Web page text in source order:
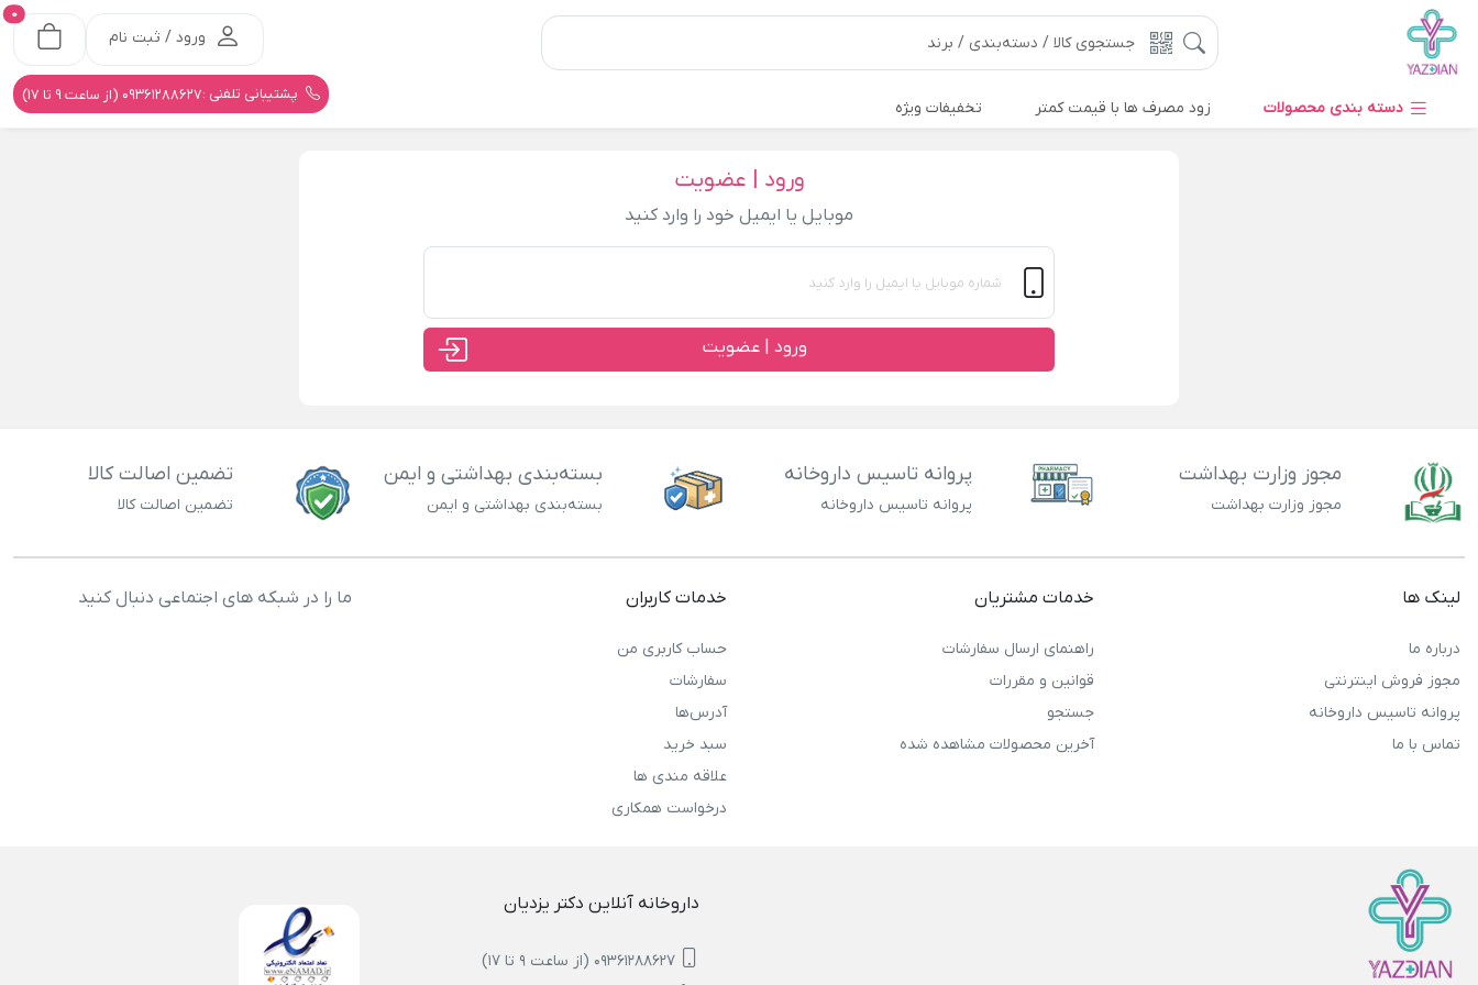
ورود / ثبت نام
0
پشتیبانی تلفنی :09361288627 (از ساعت 9 تا 17)
دسته بندی محصولات زود مصرف ها با قیمت کمتر تخفیفات ویژه
ورود | عضویت
موبایل یا ایمیل خود را وارد کنید
ورود | عضویت
مجوز وزارت بهداشت
مجوز وزارت بهداشت
پروانه تاسیس داروخانه
پروانه تاسیس داروخانه
بسته‌بندی بهداشتی و ایمن
بسته‌بندی بهداشتی و ایمن
تضمین اصالت کالا
تضمین اصالت کالا
لینک ها
درباره ما
مجوز فروش اینترنتی
پروانه تاسیس داروخانه
تماس با ما
خدمات مشتریان
راهنمای ارسال سفارشات
قوانین و مقررات
جستجو
آخرین محصولات مشاهده شده
خدمات کاربران
حساب کاربری من
سفارشات
آدرس‌ها
سبد خرید
علاقه مندی ها
درخواست همکاری
ما را در شبکه های اجتماعی دنبال کنید
داروخانه آنلاین دکتر یزدیان
09361288627 (از ساعت 9 تا 17)